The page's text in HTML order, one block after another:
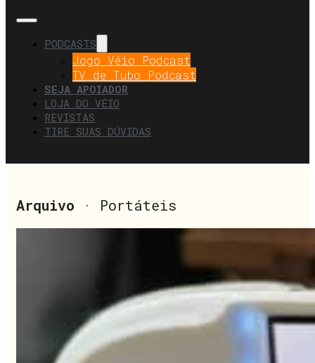
PODCASTS
Jogo Véio Podcast
TV de Tubo Podcast
SEJA APOIADOR
LOJA DO VÉIO
REVISTAS
TIRE SUAS DÚVIDAS
Arquivo · Portáteis